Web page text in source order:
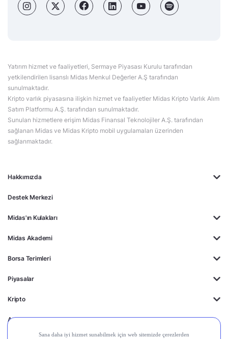
Hakkımızda
Destek Merkezi
Midas'ın Kulakları
Midas Akademi
Borsa Terimleri
Piyasalar
Kripto
Ayrıcalıklar
Yatırım hizmet ve faaliyetleri, Sermaye Piyasası Kurulu tarafından
yetkilendirilen lisanslı Midas Menkul Değerler A.Ş tarafından
sunulmaktadır.
Kripto varlık piyasasına ilişkin hizmet ve faaliyetler Midas Kripto Varlık Alım
Satım Platformu A.Ş. tarafından sunulmaktadır.
Sunulan hizmetlere erişim Midas Finansal Teknolojiler A.Ş. tarafından
sağlanan Midas ve Midas Kripto mobil uygulamaları üzerinden
sağlanmaktadır.